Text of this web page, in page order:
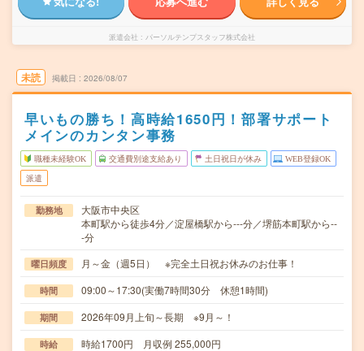
派遣会社 パーソルテンプスタッフ株式会社
未読 掲載日 2026/08/07
早いもの勝ち！高時給1650円！部署サポート
メインのカンタン事務
職種未経験OK 交通費別途支給あり 土日祝日が休み WEB登録OK
派遣
勤務地
大阪市中央区
本町駅から徒歩4分／淀屋橋駅から---分／堺筋本町駅から--
-分
曜日頻度 月～金（週5日） ※完全土日祝お休みのお仕事！
時間 09:00～17:30(実働7時間30分 休憩1時間)
期間 2026年09月上旬～長期 ※9月～！
時給 時給1700円 月収例 255,000円